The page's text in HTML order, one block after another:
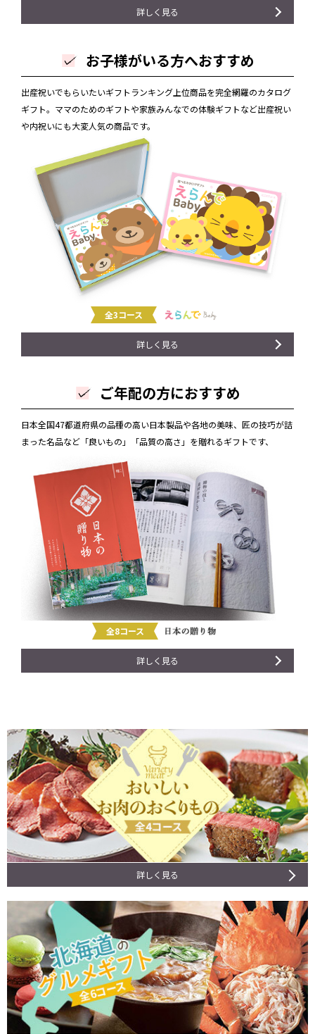
詳しく見る
お子様がいる方へおすすめ
出産祝いでもらいたいギフトランキング上位商品を完全網羅のカタログ
ギフト。ママのためのギフトや家族みんなでの体験ギフトなど出産祝い
や内祝いにも大変人気の商品です。
全3コース
詳しく見る
ご年配の方におすすめ
日本全国47都道府県の品種の高い日本製品や各地の美味、匠の技巧が詰
まった名品など「良いもの」「品質の高さ」を贈れるギフトです、
全8コース
詳しく見る
詳しく見る